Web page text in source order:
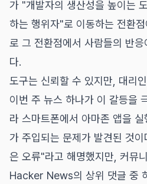
가 "개발자의 생산성을 높이는
하는 행위자"로 이동하는 전환
로 그 전환점에서 사람들의 반
다.
도구는 신뢰할 수 있지만, 대리
이번 주 뉴스 하나가 이 갈등을
라 스마트폰에서 아마존 앱을
가 주입되는 문제가 발견된 것
은 오류"라고 해명했지만, 커뮤
Hacker News의 상위 댓글 중